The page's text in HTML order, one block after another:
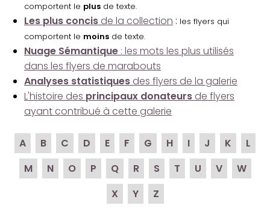
comportent le plus de texte.
Les plus concis de la collection : les flyers qui
comportent le moins de texte.
Nuage Sémantique : les mots les plus utilisés
dans les flyers de marabouts
Analyses statistiques des flyers de la galerie
L'histoire des principaux donateurs de flyers
ayant contribué à cette galerie
A B C D E F G H I J K
L
M
N O P Q R S T U V
W
X
Y Z